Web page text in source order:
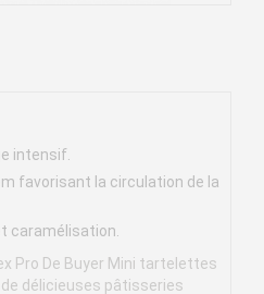
intensif.
favorisant la circulation de la
caramélisation.
Pro De Buyer Mini tartelettes
délicieuses pâtisseries